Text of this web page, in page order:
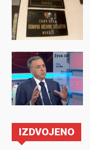
IZDVOJENO